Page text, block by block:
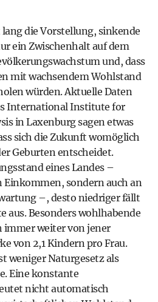
die Vorstellung, sinkende
ein Zwischenhalt auf dem
und, dass
mit wachsendem Wohlstand
würden. Aktuelle Daten
International Institute for
in Laxenburg sagen etwas
sich die Zukunft womöglich
Geburten entscheidet.
eines Landes –
Einkommen, sondern auch an
–, desto niedriger fällt
aus. Besonders wohlhabende
immer weiter von jener
von 2,1 Kindern pro Frau.
weniger Naturgesetz als
Eine konstante
nicht automatisch